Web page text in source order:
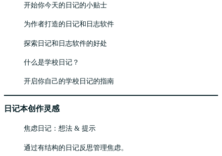
开始你今天的日记的小贴士
为作者打造的日记和日志软件
探索日记和日志软件的好处
什么是学校日记？
开启你自己的学校日记的指南
日记本创作灵感
焦虑日记：想法 & 提示
通过有结构的日记反思管理焦虑。